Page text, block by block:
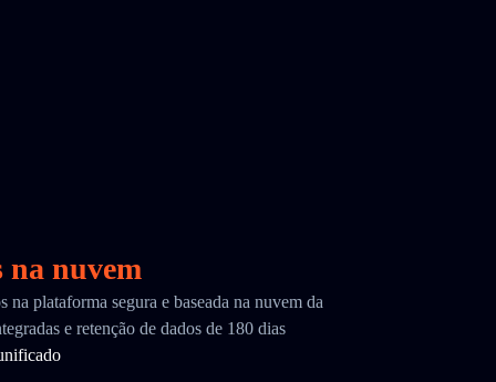
na nuvem
na plataforma segura e baseada na nuvem da
e retenção de dados de 180 dias